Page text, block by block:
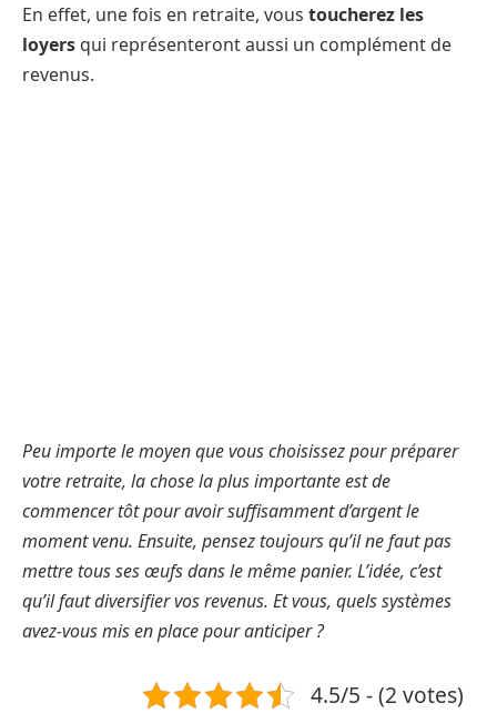
En effet, une fois en retraite, vous toucherez les
loyers qui représenteront aussi un complément de
revenus.
Peu importe le moyen que vous choisissez pour préparer
votre retraite, la chose la plus importante est de
commencer tôt pour avoir suffisamment d’argent le
moment venu. Ensuite, pensez toujours qu’il ne faut pas
mettre tous ses œufs dans le même panier. L’idée, c’est
qu’il faut diversifier vos revenus. Et vous, quels systèmes
avez-vous mis en place pour anticiper ?
4.5/5 - (2 votes)